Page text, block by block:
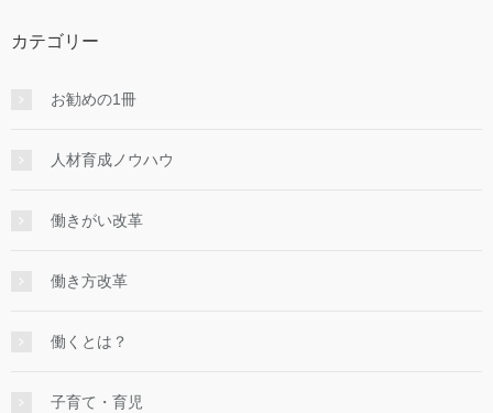
カテゴリー
お勧めの1冊
人材育成ノウハウ
働きがい改革
働き方改革
働くとは？
子育て・育児